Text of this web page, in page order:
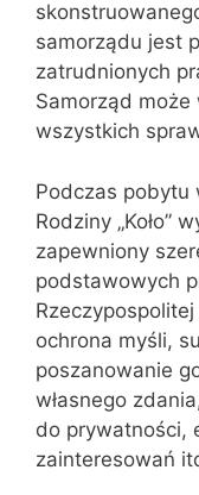
samorządu jest
zatrudnionych
Samorząd
wszystkich
Podczas pobytu
Rodziny „Koło”
zapewniony
podstawowych
ochrona myśli,
poszanowanie
własnego
do prywatności,
zainteresowań